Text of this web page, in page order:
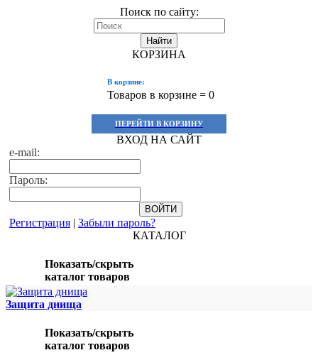
Поиск по сайту:
Найти
КОРЗИНА
В корзине:
Товаров в корзине = 0
ПЕРЕЙТИ В КОРЗИНУ
ВХОД НА САЙТ
e-mail:
Пароль:
Регистрация | Забыли пароль?
КАТАЛОГ
Показать/скрыть
каталог товаров
Защита днища
Показать/скрыть
каталог товаров